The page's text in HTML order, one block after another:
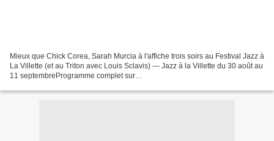
Mieux que Chick Corea, Sarah Murcia à l'affiche trois soirs au Festival Jazz à
La Villette (et au Triton avec Louis Sclavis) --- Jazz à la Villette du 30 août au
11 septembreProgramme complet sur